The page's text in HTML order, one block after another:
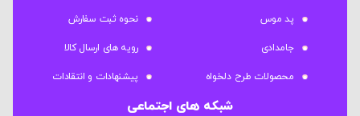
پد موس
جامدادی
محصولات طرح دلخواه
نحوه ثبت سفارش
رویه های ارسال کالا
پیشنهادات و انتقادات
شبکه های اجتماعی